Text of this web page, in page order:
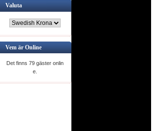
Valuta
Vem är Online
Det finns 79 gäster onlin
e.